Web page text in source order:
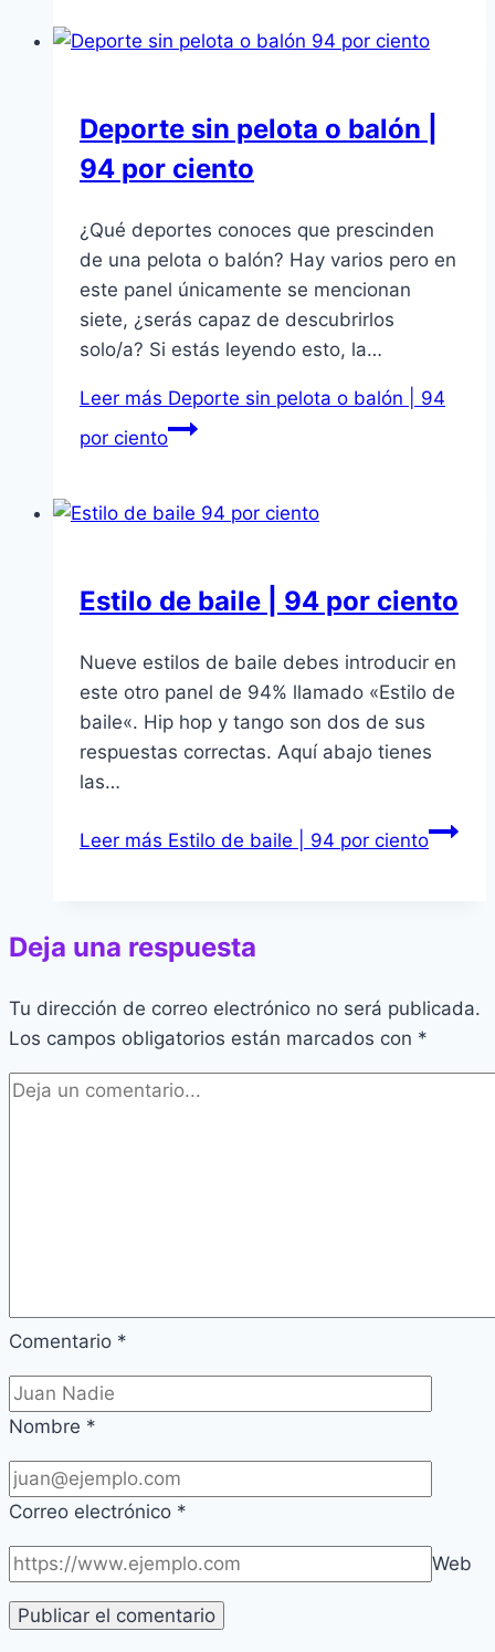
Deporte sin pelota o balón |
94 por ciento
¿Qué deportes conoces que prescinden
de una pelota o balón? Hay varios pero en
este panel únicamente se mencionan
siete, ¿serás capaz de descubrirlos
solo/a? Si estás leyendo esto, la…
Leer más Deporte sin pelota o balón | 94
por ciento
Estilo de baile | 94 por ciento
Nueve estilos de baile debes introducir en
este otro panel de 94% llamado «Estilo de
baile«. Hip hop y tango son dos de sus
respuestas correctas. Aquí abajo tienes
las…
Leer más Estilo de baile | 94 por ciento
Deja una respuesta
Tu dirección de correo electrónico no será publicada.
Los campos obligatorios están marcados con *
Comentario *
Nombre *
Correo electrónico *
Web